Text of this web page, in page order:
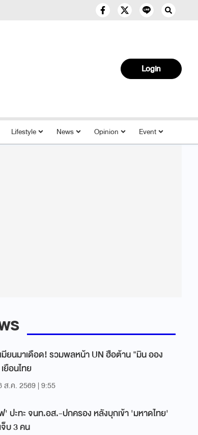
Login
Lifestyle News Opinion Event
มียนมาเดือด! รวมพลหน้า UN ฮือต้าน "มิน ออง
ยือนไทย
ส.ค. 2569 | 9:55
ปะทะ จนท.อส.-ปกครอง หลังบุกเข้า 'มหาดไทย'
บ 3 คน